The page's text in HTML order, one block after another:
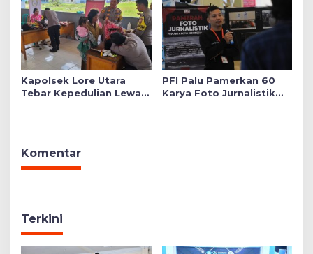
Kapolsek Lore Utara
Tebar Kepedulian Lewat
PFI Palu Pamerkan 60
Karya Foto Jurnalistik
Komentar
Terkini